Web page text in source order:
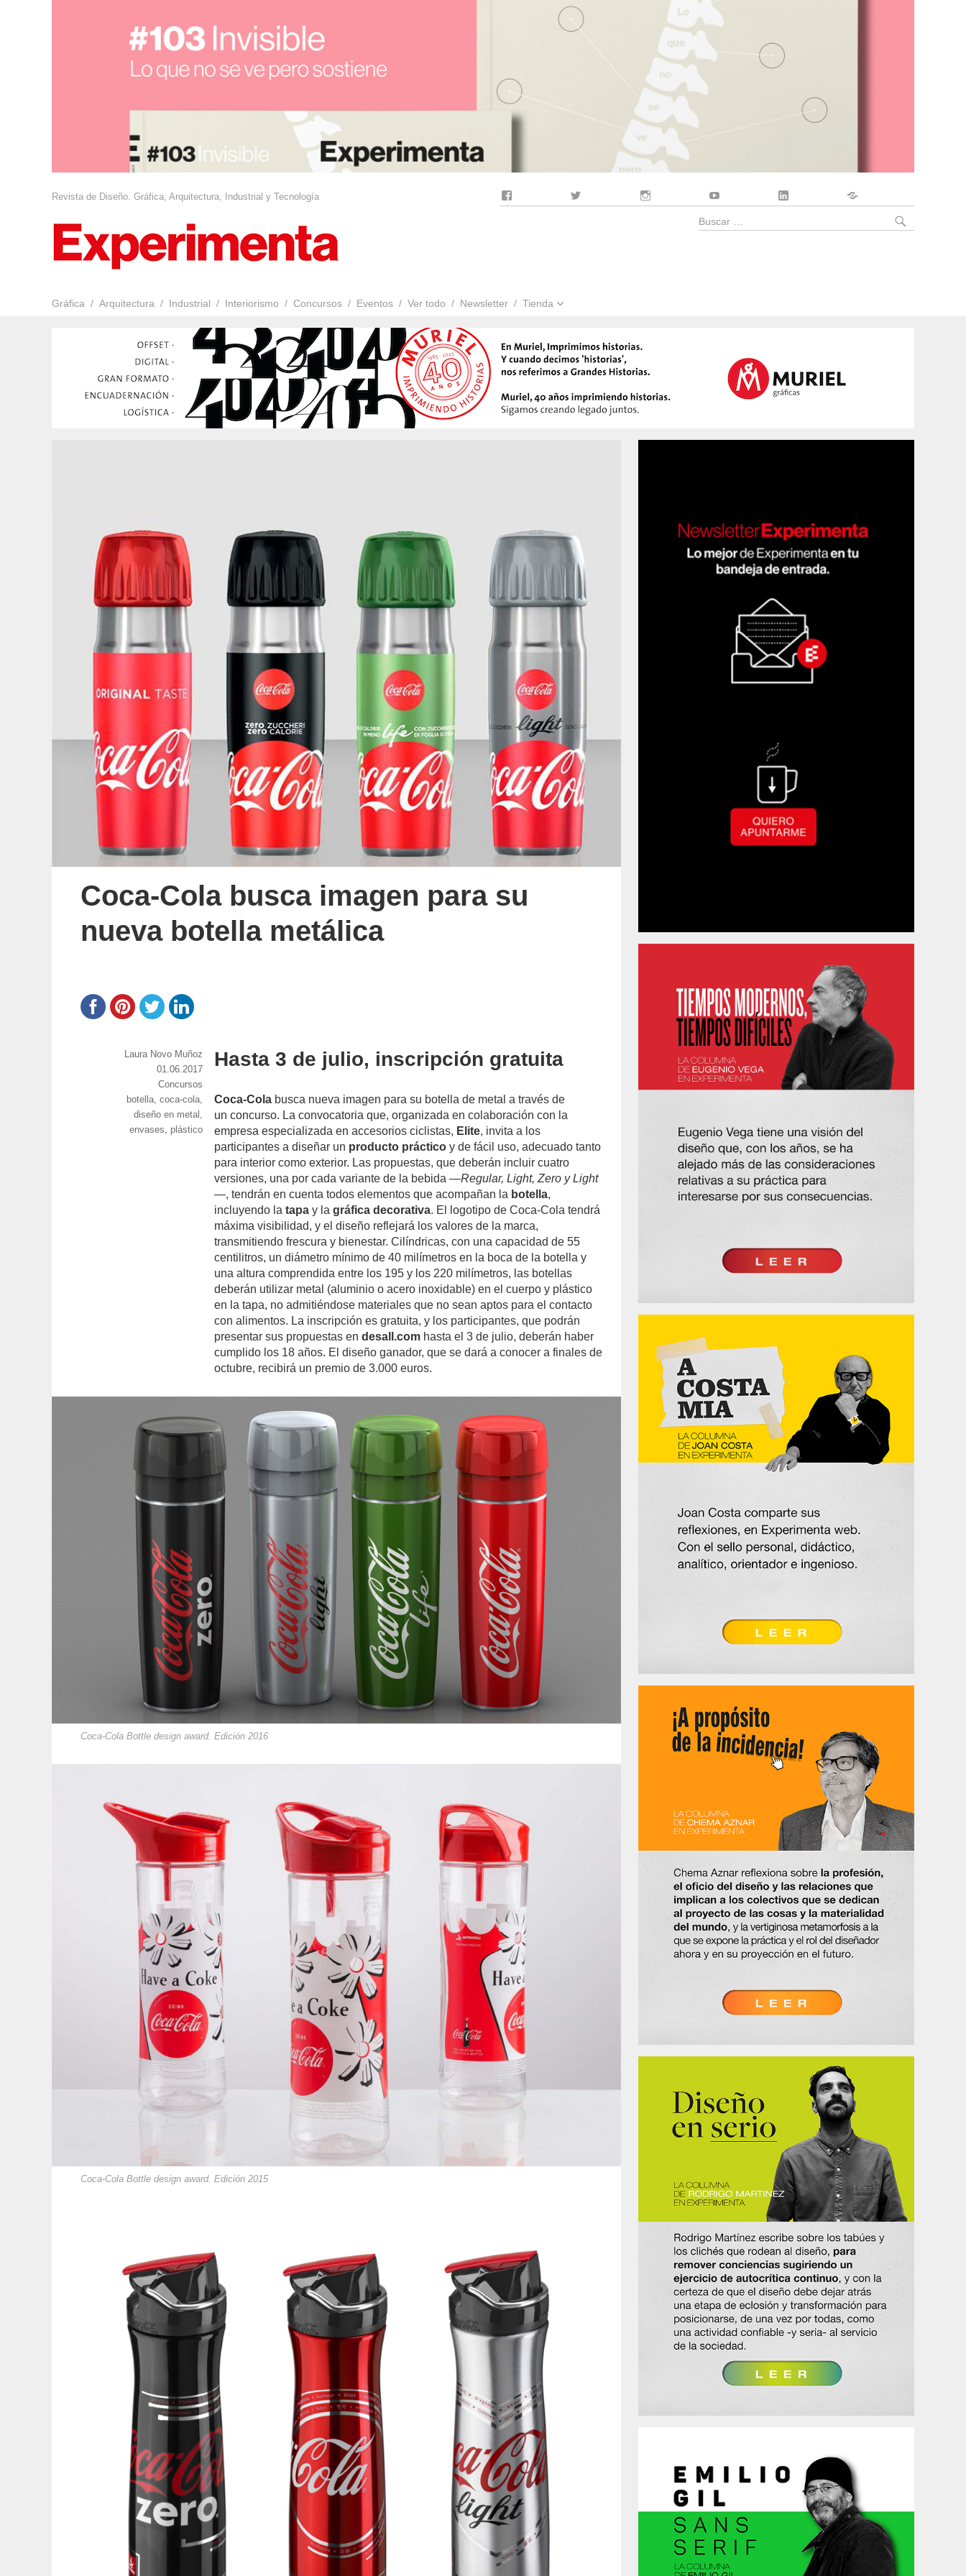
Revista de Diseño. Gráfica, Arquitectura, Industrial y Tecnología
Gráfica Arquitectura Industrial Interiorismo Concursos Eventos Ver todo Newsletter Tienda
Buscar
Coca-Cola busca imagen para su
nueva botella metálica
Hasta 3 de julio, inscripción gratuita
Coca-Cola busca nueva imagen para su botella de metal a través de
un concurso. La convocatoria que, organizada en colaboración con la
empresa especializada en accesorios ciclistas, Elite, invita a los
participantes a diseñar un producto práctico y de fácil uso, adecuado tanto
para interior como exterior. Las propuestas, que deberán incluir cuatro
versiones, una por cada variante de la bebida —Regular, Light, Zero y Light
—, tendrán en cuenta todos elementos que acompañan la botella,
incluyendo latapa y lagráfica decorativa. El logotipo de Coca-Cola tendrá
máxima visibilidad, y el diseño reflejará los valores de la marca,
transmitiendo frescura y bienestar. Cilíndricas, con una capacidad de 55
centilitros, un diámetro mínimo de 40 milímetros en la boca de la botella y
una altura comprendida entre los 195 y los 220 milímetros, las botellas
deberán utilizar metal (aluminio o acero inoxidable) en el cuerpo y plástico
en la tapa, no admitiéndose materiales que no sean aptos para el contacto
con alimentos. La inscripción es gratuita, y los participantes, que podrán
presentar sus propuestas endesall.com hasta el 3 de julio, deberán haber
cumplido los 18 años. El diseño ganador, que se dará a conocer a finales de
octubre, recibirá un premio de 3.000 euros.
Coca-Cola Bottle design award. Edición 2016
Coca-Cola Bottle design award. Edición 2015
https://www.experimenta.es/author/laura-
Laura Novo Muñoz
Publicado
el
01.06.2017
Categorías
Concursos
Etiquetas
botella,coca-cola,
diseño en metal ,
envases, plástico